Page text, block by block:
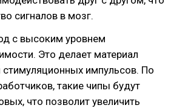
сигналов в мозг.
с высоким уровнем
Это делает материал
стимуляционных импульсов. По
такие чипы будут
что позволит увеличить